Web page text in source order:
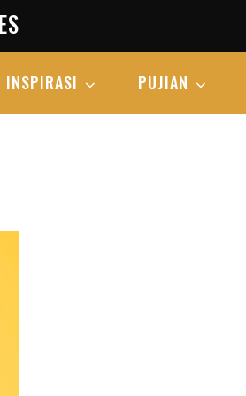
INSPIRASI PUJIAN